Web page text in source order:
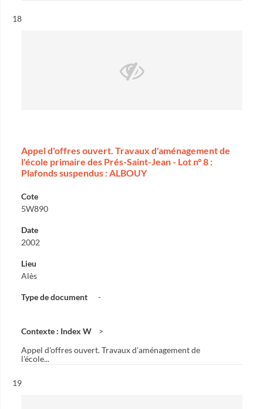
Résultat n°
18
Appel d'offres ouvert. Travaux d'aménagement de
l'école primaire des Prés-Saint-Jean - Lot n° 8 :
Plafonds suspendus : ALBOUY
Cote
5W890
Date
2002
Lieu
Alès
Type de document -
Contexte : Index W
Appel d'offres ouvert. Travaux d'aménagement de
l'école...
Résultat n°
19